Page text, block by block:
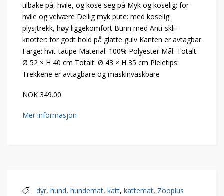
tilbake på, hvile, og kose seg på Myk og koselig: for
hvile og velvære Deilig myk pute: med koselig
plysjtrekk, høy liggekomfort Bunn med Anti-skli-
knotter: for godt hold på glatte gulv Kanten er avtagbar
Farge: hvit-taupe Material: 100% Polyester Mål: Totalt:
Ø 52 × H 40 cm Totalt: Ø 43 × H 35 cm Pleietips:
Trekkene er avtagbare og maskinvaskbare
NOK 349.00
Mer informasjon
dyr, hund, hundemat, katt, kattemat, Zooplus